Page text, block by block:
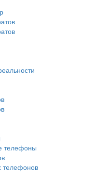
телефоны